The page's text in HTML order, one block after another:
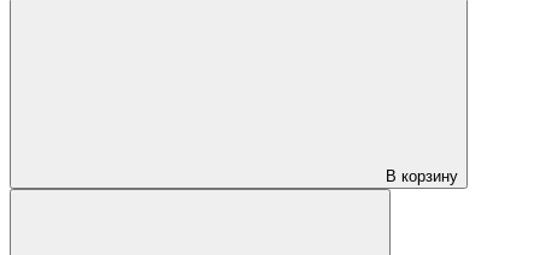
В корзину